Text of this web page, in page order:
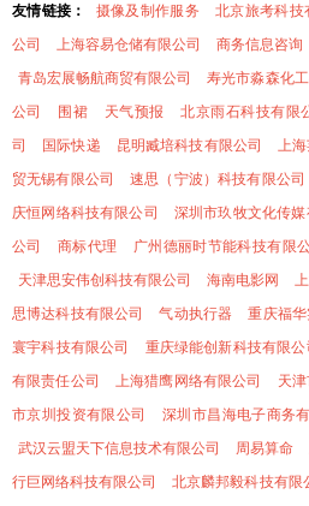
友情链接： 摄像及制作服务 北京旅考科技
公司
上海容易仓储有限公司 商务信息咨询
青岛宏展畅航商贸有限公司
寿光市淼森化
公司
围裙 天气预报 北京雨石科技有限
司
国际快递 昆明臧培科技有限公司 上
贸无锡有限公司
速思（宁波）科技有限公司
庆恒网络科技有限公司
深圳市玖牧文化传媒
公司
商标代理 广州德丽时节能科技有限
天津思安伟创科技有限公司
海南电影网
思博达科技有限公司
气动执行器 重庆福华
寰宇科技有限公司
重庆绿能创新科技有限公
有限责任公司
上海猎鹰网络有限公司 天
市京圳投资有限公司
深圳市昌海电子商务
武汉云盟天下信息技术有限公司
周易算命
行巨网络科技有限公司
北京麟邦毅科技有限